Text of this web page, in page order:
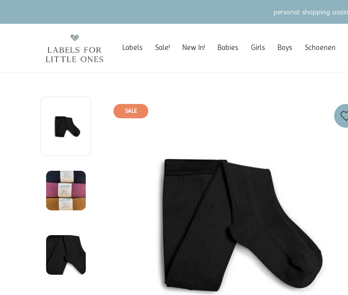
Labels Sale! New In! Babies Girls Boys Schoenen
SALE